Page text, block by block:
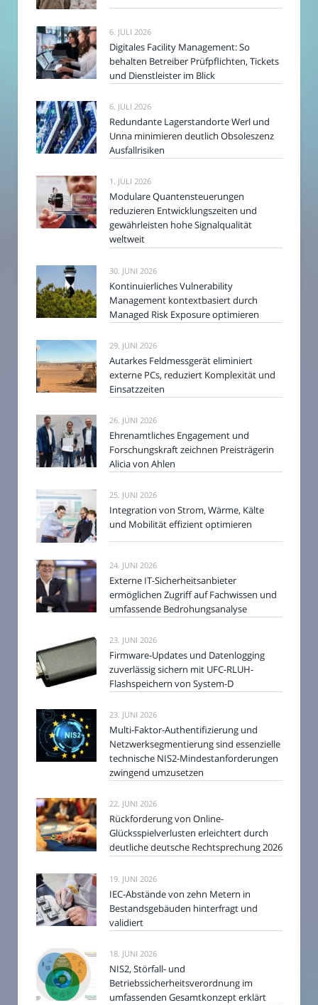
6. JULI 2026
Digitales Facility Management: So
behalten Betreiber Prüfpflichten, Tickets
und Dienstleister im Blick
6. JULI 2026
Redundante Lagerstandorte Werl und
Unna minimieren deutlich Obsoleszenz
Ausfallrisiken
1. JULI 2026
Modulare Quantensteuerungen
reduzieren Entwicklungszeiten und
gewährleisten hohe Signalqualität
weltweit
30. JUNI 2026
Kontinuierliches Vulnerability
Management kontextbasiert durch
Managed Risk Exposure optimieren
29. JUNI 2026
Autarkes Feldmessgerät eliminiert
externe PCs, reduziert Komplexität und
Einsatzzeiten
26. JUNI 2026
Ehrenamtliches Engagement und
Forschungskraft zeichnen Preisträgerin
Alicia von Ahlen
25. JUNI 2026
Integration von Strom, Wärme, Kälte
und Mobilität effizient optimieren
24. JUNI 2026
Externe IT-Sicherheitsanbieter
ermöglichen Zugriff auf Fachwissen und
umfassende Bedrohungsanalyse
23. JUNI 2026
Firmware-Updates und Datenlogging
zuverlässig sichern mit UFC-RLUH-
Flashspeichern von System-D
23. JUNI 2026
Multi-Faktor-Authentifizierung und
Netzwerksegmentierung sind essenzielle
technische NIS2-Mindestanforderungen
zwingend umzusetzen
22. JUNI 2026
Rückforderung von Online-
Glücksspielverlusten erleichtert durch
deutliche deutsche Rechtsprechung 2026
19. JUNI 2026
IEC-Abstände von zehn Metern in
Bestandsgebäuden hinterfragt und
validiert
18. JUNI 2026
NIS2, Störfall- und
Betriebssicherheitsverordnung im
umfassenden Gesamtkonzept erklärt